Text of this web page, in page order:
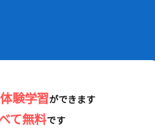
験学習ができます
て無料です